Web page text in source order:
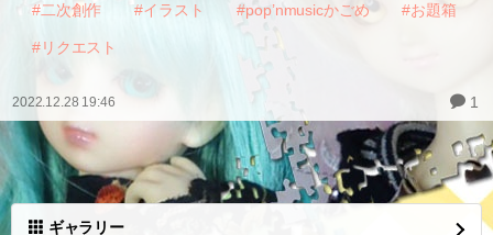
#二次創作
#イラスト #pop’nmusicかごめ #お題箱
#リクエスト
2022.12.28 19:46 1
ギャラリー